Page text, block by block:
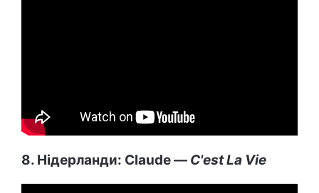
8. Нідерланди: Claude — C'est La Vie